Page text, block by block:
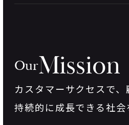
OurMission
カスタマーサクセスで、
持続的に成長できる社会